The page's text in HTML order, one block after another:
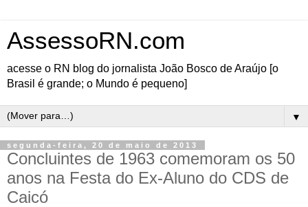
AssessoRN.com
acesse o RN blog do jornalista João Bosco de Araújo [o
Brasil é grande; o Mundo é pequeno]
▼
segunda-feira, 20 de maio de 2013
Concluintes de 1963 comemoram os 50
anos na Festa do Ex-Aluno do CDS de
Caicó